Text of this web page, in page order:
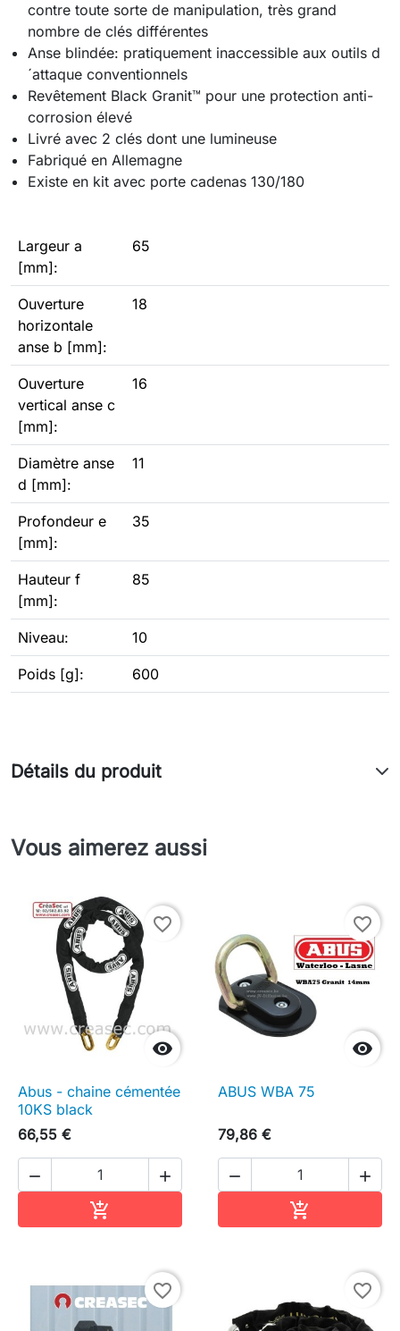
contre toute sorte de manipulation, très grand
nombre de clés différentes
Anse blindée: pratiquement inaccessible aux outils d
´attaque conventionnels
Revêtement Black Granit™ pour une protection anti-
corrosion élevé
Livré avec 2 clés dont une lumineuse
Fabriqué en Allemagne
Existe en kit avec porte cadenas 130/180
Largeur a
[mm]:
65
Ouverture
horizontale
anse b [mm]:
18
Ouverture
vertical anse c
[mm]:
16
Diamètre anse
d [mm]:
11
Profondeur e
[mm]:
35
Hauteur f
[mm]:
85
Niveau: 10
Poids [g]: 600
Détails du produit
Vous aimerez aussi

favorite_border
Abus - chaine cémentée
10KS black
66,55 €
 


favorite_border
ABUS WBA 75
79,86 €
 

favorite_border favorite_border